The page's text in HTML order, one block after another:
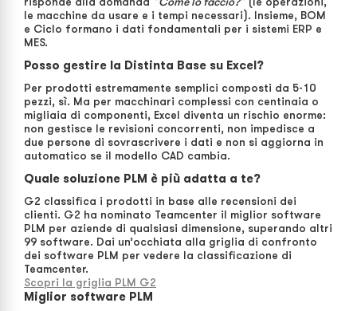
le macchine da usare e i tempi necessari). Insieme, BOM
e Ciclo formano i dati fondamentali per i sistemi ERP e
MES.
Posso gestire la Distinta Base su Excel?
Per prodotti estremamente semplici composti da 5-10
pezzi, sì. Ma per macchinari complessi con centinaia o
migliaia di componenti, Excel diventa un rischio enorme:
non gestisce le revisioni concorrenti, non impedisce a
due persone di sovrascrivere i dati e non si aggiorna in
automatico se il modello CAD cambia.
Quale soluzione PLM è più adatta a te?
G2 classifica i prodotti in base alle recensioni dei
clienti. G2 ha nominato Teamcenter il miglior software
PLM per aziende di qualsiasi dimensione, superando altri
99 software. Dai un’occhiata alla griglia di confronto
dei software PLM per vedere la classificazione di
Teamcenter.
Scopri la griglia PLM G2
Miglior software PLM